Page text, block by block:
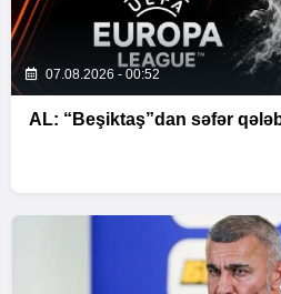
07.08.2026 - 00:52
AL: “Beşiktaş”dan səfər